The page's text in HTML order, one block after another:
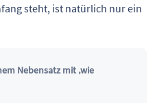
steht, ist natürlich nur ein
Nebensatz mit ‚wie